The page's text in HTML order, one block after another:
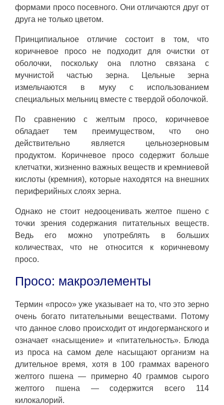
формами просо посевного. Они отличаются друг от
друга не только цветом.
Принципиальное отличие состоит в том, что
коричневое просо не подходит для очистки от
оболочки, поскольку она плотно связана с
мучнистой частью зерна. Цельные зерна
измельчаются в муку с использованием
специальных мельниц вместе с твердой оболочкой.
По сравнению с желтым просо, коричневое
обладает тем преимуществом, что оно
действительно является цельнозерновым
продуктом. Коричневое просо содержит больше
клетчатки, жизненно важных веществ и кремниевой
кислоты (кремния), которые находятся на внешних
периферийных слоях зерна.
Однако не стоит недооценивать желтое пшено с
точки зрения содержания питательных веществ.
Ведь его можно употреблять в больших
количествах, что не относится к коричневому
просо.
Просо: макроэлементы
Термин «просо» уже указывает на то, что это зерно
очень богато питательными веществами. Потому
что данное слово происходит от индогерманского и
означает «насыщение» и «питательность». Блюда
из проса на самом деле насыщают организм на
длительное время, хотя в 100 граммах вареного
желтого пшена — примерно 40 граммов сырого
желтого пшена — содержится всего 114
килокалорий.